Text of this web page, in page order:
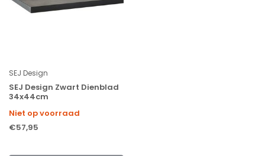
SEJ Design
SEJ Design Zwart Dienblad
34x44cm
Niet op voorraad
€57,95